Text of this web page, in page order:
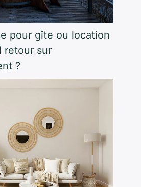
pour gîte ou location
retour sur
?